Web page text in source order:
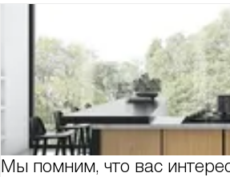
Мы помним, что вас